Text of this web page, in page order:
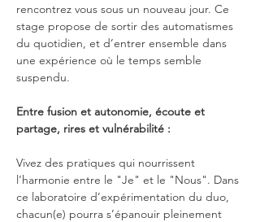
rencontrez vous sous un nouveau jour. Ce
stage propose de sortir des automatismes
du quotidien, et d’entrer ensemble dans
une expérience où le temps semble
suspendu.
Entre fusion et autonomie, écoute et
partage, rires et vulnérabilité :
Vivez des pratiques qui nourrissent
l’harmonie entre le "Je" et le "Nous". Dans
ce laboratoire d’expérimentation du duo,
chacun(e) pourra s’épanouir pleinement